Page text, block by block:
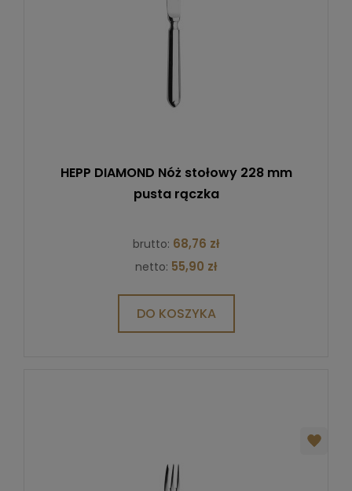
HEPP DIAMOND Nóż stołowy 228 mm
pusta rączka
brutto: 68,76 zł
netto: 55,90 zł
DO KOSZYKA